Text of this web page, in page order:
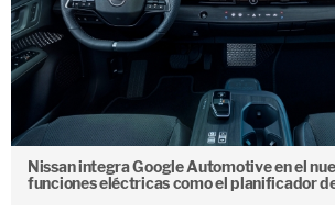
Nissan integra Google Automotive en el
funciones eléctricas como el planificador